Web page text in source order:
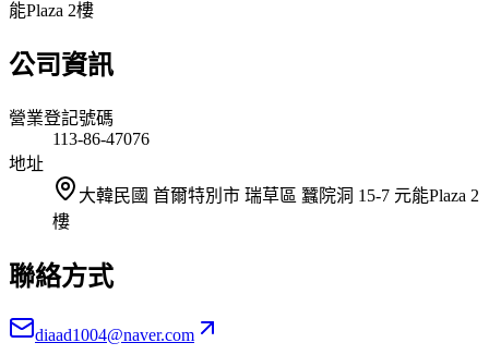
能Plaza 2樓
公司資訊
營業登記號碼
113-86-47076
地址
大韓民國 首爾特別市 瑞草區 蠶院洞 15-7 元能Plaza 2
樓
聯絡方式
diaad1004@naver.com